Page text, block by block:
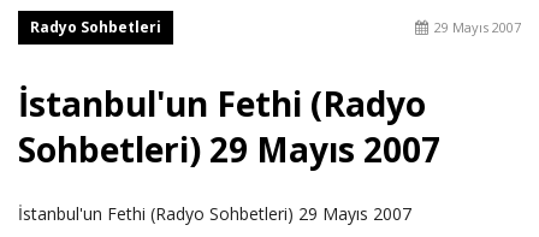
Radyo Sohbetleri 29 Mayıs 2007
İstanbul'un Fethi (Radyo
Sohbetleri) 29 Mayıs 2007
İstanbul'un Fethi (Radyo Sohbetleri) 29 Mayıs 2007